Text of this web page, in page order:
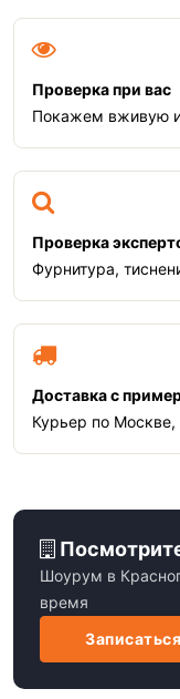
Проверка при вас
Покажем вживую
Проверка
Фурнитура,
Доставка с
Курьер по Москве,
Шоурум в
время